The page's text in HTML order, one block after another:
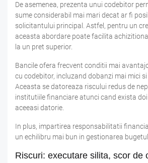
De asemenea, prezenta unui codebitor
sume considerabil mai mari decat ar fi
solicitantului principal. Astfel, pentru un
aceasta abordare poate facilita
la un pret superior.
Bancile ofera frecvent conditii mai
cu codebitor, incluzand dobanzi mai mici
Aceasta se datoreaza riscului redus de
institutiile financiare atunci cand exista
aceeasi datorie.
In plus, impartirea responsabilitatii
un echilibru mai bun in gestionarea
Riscuri: executare silita, scor de